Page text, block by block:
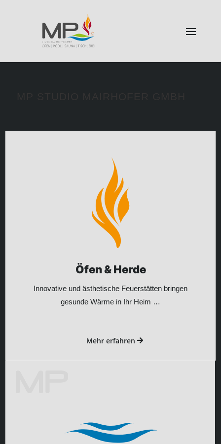
Öfen & Herde
Innovative und ästhetische Feuerstätten bringen
gesunde Wärme in Ihr Heim …
Mehr erfahren